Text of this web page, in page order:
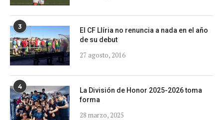
3
El CF Llíria no renuncia a nada en el año
de su debut
27 agosto, 2016
4
La División de Honor 2025-2026 toma
forma
28 marzo, 2025